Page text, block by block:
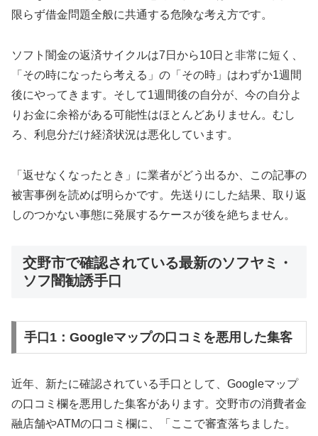
限らず借金問題全般に共通する危険な考え方です。
ソフト闇金の返済サイクルは7日から10日と非常に短く、
「その時になったら考える」の「その時」はわずか1週間
後にやってきます。そして1週間後の自分が、今の自分よ
りお金に余裕がある可能性はほとんどありません。むし
ろ、利息分だけ経済状況は悪化しています。
「返せなくなったとき」に業者がどう出るか、この記事の
被害事例を読めば明らかです。先送りにした結果、取り返
しのつかない事態に発展するケースが後を絶ちません。
交野市で確認されている最新のソフヤミ・
ソフ闇勧誘手口
手口1：Googleマップの口コミを悪用した集客
近年、新たに確認されている手口として、Googleマップ
の口コミ欄を悪用した集客があります。交野市の消費者金
融店舗やATMの口コミ欄に、「ここで審査落ちました。